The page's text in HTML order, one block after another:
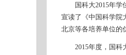
国科大2015年学位
宣读了《中国科学院
北京等各培养单位的
2015年度，国科大